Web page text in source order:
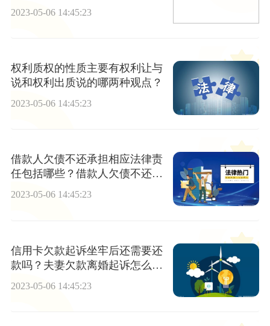
2023-05-06 14:45:23
权利质权的性质主要有权利让与
说和权利出质说的哪两种观点？
2023-05-06 14:45:23
借款人欠债不还承担相应法律责
任包括哪些？借款人欠债不还诉
讼流程是什么？
2023-05-06 14:45:23
信用卡欠款起诉坐牢后还需要还
款吗？夫妻欠款离婚起诉怎么
2023-05-06 14:45:23